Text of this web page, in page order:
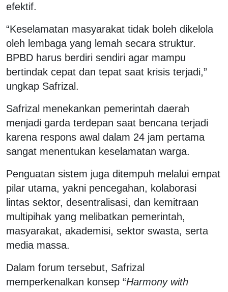
efektif.
“Keselamatan masyarakat tidak boleh dikelola
oleh lembaga yang lemah secara struktur.
BPBD harus berdiri sendiri agar mampu
bertindak cepat dan tepat saat krisis terjadi,”
ungkap Safrizal.
Safrizal menekankan pemerintah daerah
menjadi garda terdepan saat bencana terjadi
karena respons awal dalam 24 jam pertama
sangat menentukan keselamatan warga.
Penguatan sistem juga ditempuh melalui empat
pilar utama, yakni pencegahan, kolaborasi
lintas sektor, desentralisasi, dan kemitraan
multipihak yang melibatkan pemerintah,
masyarakat, akademisi, sektor swasta, serta
media massa.
Dalam forum tersebut, Safrizal
memperkenalkan konsep “Harmony with